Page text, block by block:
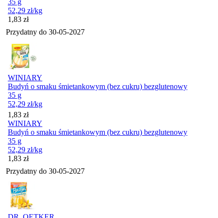
35 g
52,29 zł/kg
Cena
1,83 zł
Przydatny do 30-05-2027
WINIARY
Budyń o smaku śmietankowym (bez cukru) bezglutenowy
35 g
52,29 zł/kg
Cena
1,83 zł
WINIARY
Budyń o smaku śmietankowym (bez cukru) bezglutenowy
35 g
52,29 zł/kg
Cena
1,83 zł
Przydatny do 30-05-2027